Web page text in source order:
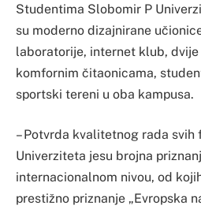
Studentima Slobomir P
su moderno dizajnirane
laboratorije, internet klub,
komfornim čitaonicama,
sportski tereni u oba kampusa.
– Potvrda kvalitetnog rada
Univerziteta jesu brojna
internacionalnom nivou, od
prestižno priznanje „Evropska